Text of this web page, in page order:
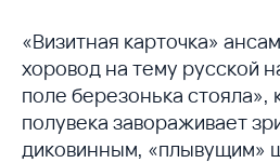
«Визитная карточка»
хоровод на тему русской
поле березонька
полувека завораживает
диковинным, «плывущим»